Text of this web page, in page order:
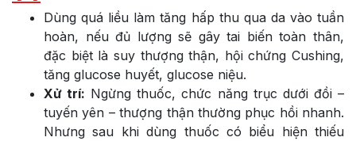
Dùng quá liều làm tăng hấp thu qua da vào tuần
hoàn, nếu đủ lượng sẽ gây tai biến toàn thân,
đặc biệt là suy thượng thận, hội chứng Cushing,
tăng glucose huyết, glucose niệu.
Xử trí: Ngừng thuốc, chức năng trục dưới đồi –
tuyến yên – thượng thận thường phục hồi nhanh.
Nhưng sau khi dùng thuốc có biểu hiện thiếu